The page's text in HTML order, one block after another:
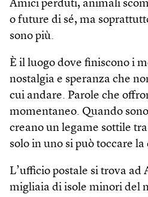
Amici perduti, animali
o future di sé, ma
sono più.
È il luogo dove finiscono i
nostalgia e speranza che
cui andare. Parole che
momentaneo. Quando
creano un legame sottile
solo in uno si può toccare la
L’ufficio postale si trova ad
migliaia di isole minori del